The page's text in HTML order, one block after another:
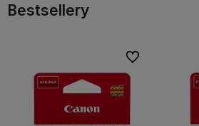
Bestsellery
Do ulubionych